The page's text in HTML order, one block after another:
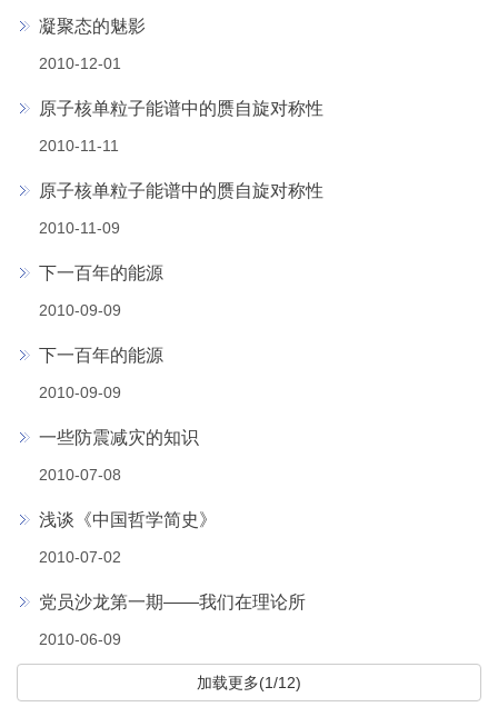
凝聚态的魅影
2010-12-01
原子核单粒子能谱中的赝自旋对称性
2010-11-11
原子核单粒子能谱中的赝自旋对称性
2010-11-09
下一百年的能源
2010-09-09
下一百年的能源
2010-09-09
一些防震减灾的知识
2010-07-08
浅谈《中国哲学简史》
2010-07-02
党员沙龙第一期——我们在理论所
2010-06-09
加载更多(1/12)